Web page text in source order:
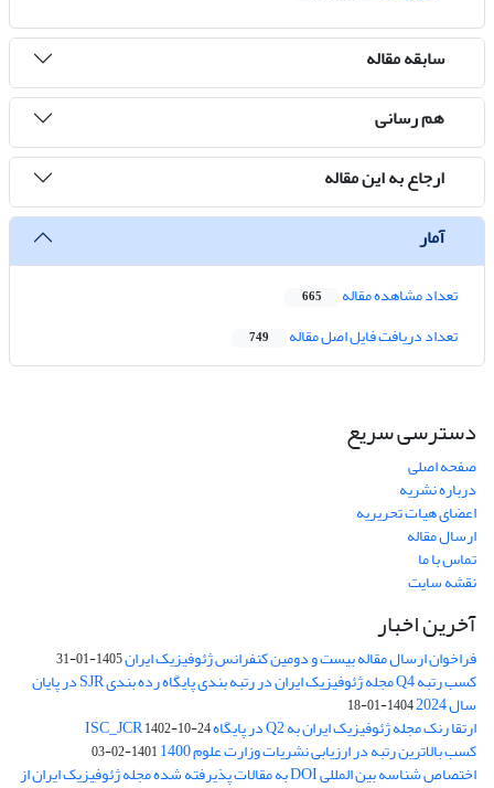
سابقه مقاله
هم رسانی
ارجاع به این مقاله
آمار
تعداد مشاهده مقاله 665
تعداد دریافت فایل اصل مقاله 749
دسترسی سریع
صفحه اصلی
درباره نشریه
اعضای هیات تحریریه
ارسال مقاله
تماس با ما
نقشه سایت
آخرین اخبار
فراخوان ارسال مقاله بیست و دومین کنفرانس ژئوفیزیک ایران1405-01-31
کسب رتبه Q4 مجله ژئوفیزیک ایران در رتبه بندی پایگاه رده بندی SJR در پایان
سال 2024 1404-01-18
ارتقا رنک مجله ژئوفیزیک ایران به Q2 در پایگاه ISC_JCR 1402-10-24
کسب بالاترین رتبه در ارزیابی نشریات وزارت علوم 1400 1401-02-03
اختصاص شناسه بین المللی DOI به مقالات پذیرفته شده مجله ژئوفیزیک ایران از